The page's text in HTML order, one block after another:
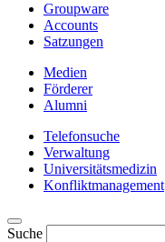
Groupware
Accounts
Satzungen
Medien
Förderer
Alumni
Telefonsuche
Verwaltung
Universitätsmedizin
Konfliktmanagement
Suche